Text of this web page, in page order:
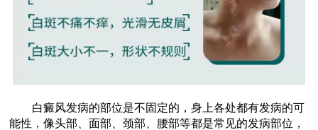
白癜风发病的部位是不固定的，身上各处都有发病的可
能性，像头部、面部、颈部、腰部等都是常见的发病部位，